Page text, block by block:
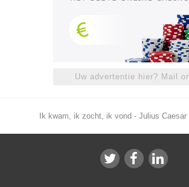
Uw advertentie hier? Mail
Ik kwam, ik zocht, ik vond - Julius Caesar